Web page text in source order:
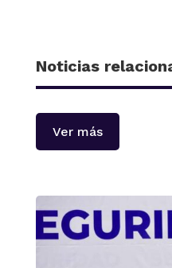
Noticias
Ver más